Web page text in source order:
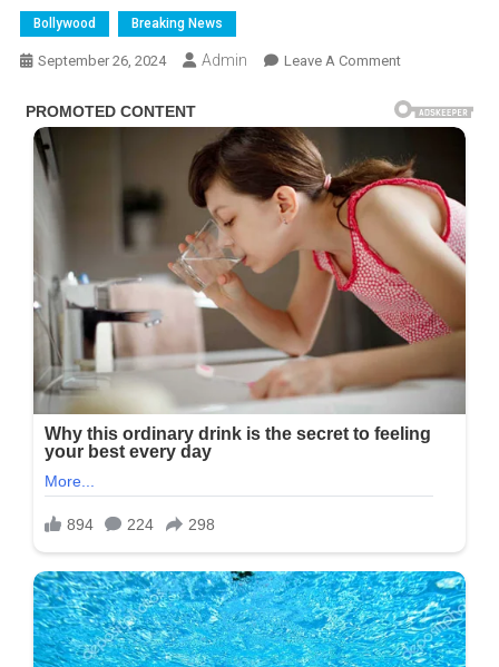
Bollywood Breaking News
September 26, 2024 Admin Leave A CommentOn
ઉર્મિલા
માતોંડકરના
થયા
તલાક!
લગ્નના
8
બાદ
પતિથી
તૂટયો